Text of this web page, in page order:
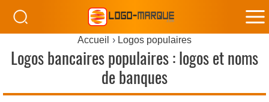
Accueil Logos populaires
Logos bancaires populaires : logos et noms
de banques